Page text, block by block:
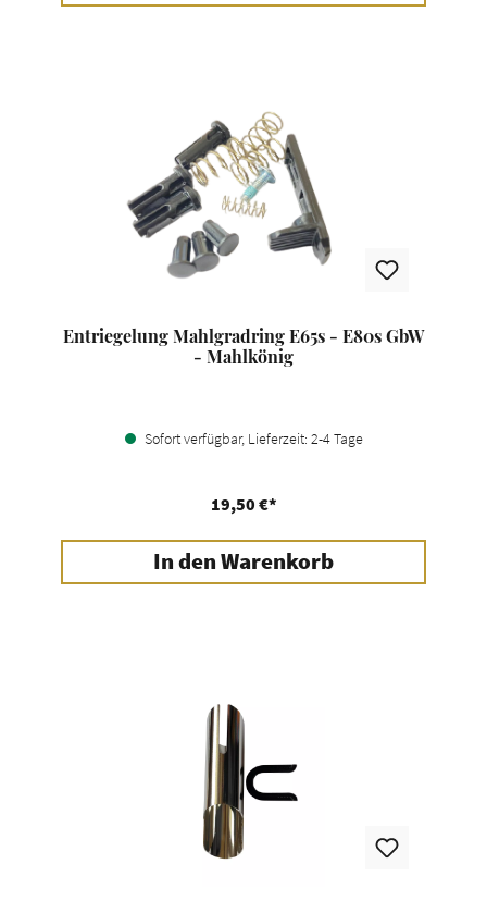
Entriegelung Mahlgradring E65s - E80s GbW
- Mahlkönig
Sofort verfügbar, Lieferzeit: 2-4 Tage
19,50 €*
In den Warenkorb